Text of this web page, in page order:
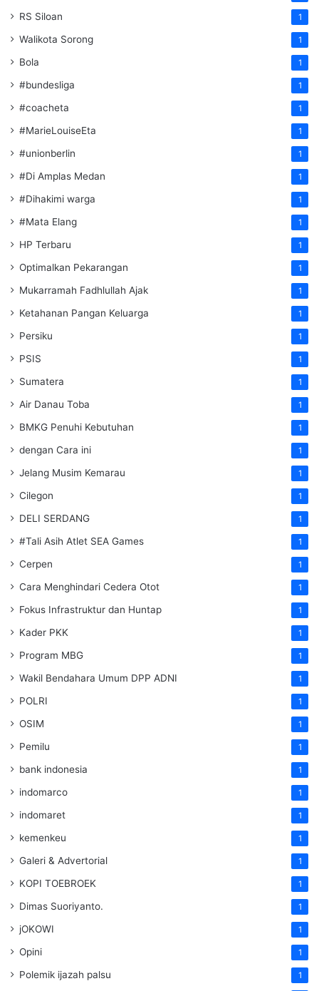
RS Siloan 1
Walikota Sorong 1
Bola 1
#bundesliga 1
#coacheta 1
#MarieLouiseEta 1
#unionberlin 1
#Di Amplas Medan 1
#Dihakimi warga 1
#Mata Elang 1
HP Terbaru 1
Optimalkan Pekarangan 1
Mukarramah Fadhlullah Ajak 1
Ketahanan Pangan Keluarga 1
Persiku 1
PSIS 1
Sumatera 1
Air Danau Toba 1
BMKG Penuhi Kebutuhan 1
dengan Cara ini 1
Jelang Musim Kemarau 1
Cilegon 1
DELI SERDANG 1
#Tali Asih Atlet SEA Games 1
Cerpen 1
Cara Menghindari Cedera Otot 1
Fokus Infrastruktur dan Huntap 1
Kader PKK 1
Program MBG 1
Wakil Bendahara Umum DPP ADNI 1
POLRI 1
OSIM 1
Pemilu 1
bank indonesia 1
indomarco 1
indomaret 1
kemenkeu 1
Galeri & Advertorial 1
KOPI TOEBROEK 1
Dimas Suoriyanto. 1
jOKOWI 1
Opini 1
Polemik ijazah palsu 1